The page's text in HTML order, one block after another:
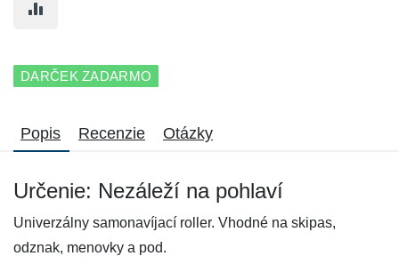
DARČEK ZADARMO
Popis Recenzie Otázky
Určenie: Nezáleží na pohlaví
Univerzálny samonavíjací roller. Vhodné na skipas,
odznak, menovky a pod.